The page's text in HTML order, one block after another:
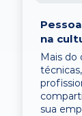
na
Mais do
sua